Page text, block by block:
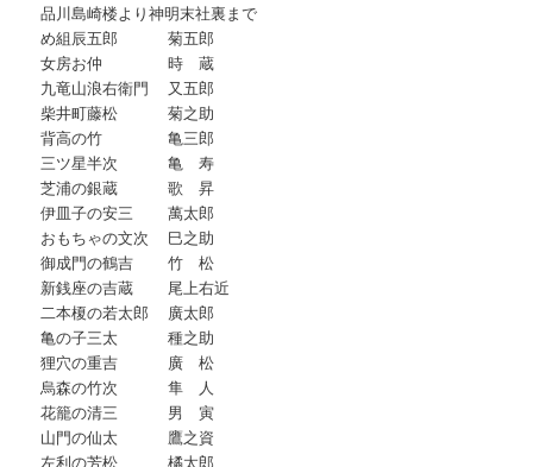
品川島崎楼より神明末社裏まで
め組辰五郎 菊五郎
女房お仲 時 蔵
九竜山浪右衛門 又五郎
柴井町藤松 菊之助
背高の竹 亀三郎
三ツ星半次 亀 寿
芝浦の銀蔵 歌 昇
伊皿子の安三 萬太郎
おもちゃの文次 巳之助
御成門の鶴吉 竹 松
新銭座の吉蔵 尾上右近
二本榎の若太郎 廣太郎
亀の子三太 種之助
狸穴の重吉 廣 松
烏森の竹次 隼 人
花籠の清三 男 寅
山門の仙太 鷹之資
左利の芳松 橘太郎